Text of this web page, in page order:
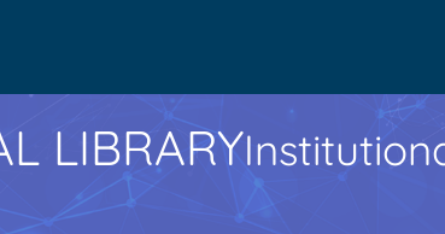
LIBRARY